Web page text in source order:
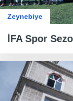
Zeynebiye
İFA Spor